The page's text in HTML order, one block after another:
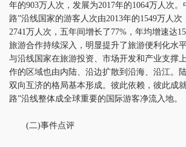
年的903万人次，发展为2017年的1064万人次
路”沿线国家的游客人次由2013年的1549万人次
2741万人次，五年间增长了77%，年均增速达
旅游合作持续深入，明显提升了旅游便利化水
与沿线国家在旅游投资、市场开发和产业支撑
作的区域也由内陆、沿边扩散到沿海、沿江。
双向互济的格局基本形成。彼此依赖，彼此成
路”沿线整体成全球重要的国际游客净流入地。
(二)事件点评